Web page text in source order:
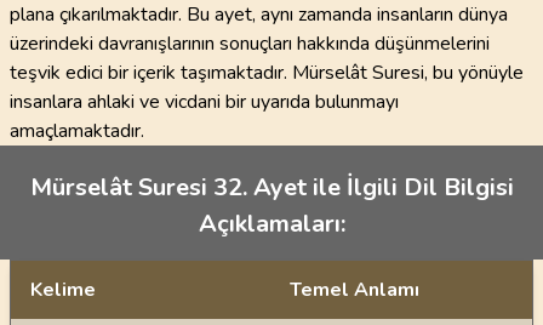
plana çıkarılmaktadır. Bu ayet, aynı zamanda insanların dünya
üzerindeki davranışlarının sonuçları hakkında düşünmelerini
teşvik edici bir içerik taşımaktadır. Mürselât Suresi, bu yönüyle
insanlara ahlaki ve vicdani bir uyarıda bulunmayı
amaçlamaktadır.
Mürselât Suresi 32. Ayet ile İlgili Dil Bilgisi
Açıklamaları:
Kelime Temel Anlamı